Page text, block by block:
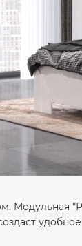
Модульная